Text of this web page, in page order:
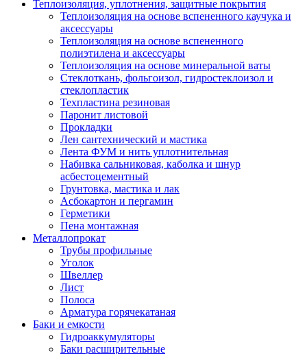
Теплоизоляция, уплотнения, защитные покрытия
Теплоизоляция на основе вспененного каучука и
аксессуары
Теплоизоляция на основе вспененного
полиэтилена и аксессуары
Теплоизоляция на основе минеральной ваты
Стеклоткань, фольгоизол, гидростеклоизол и
стеклопластик
Техпластина резиновая
Паронит листовой
Прокладки
Лен сантехнический и мастика
Лента ФУМ и нить уплотнительная
Набивка сальниковая, каболка и шнур
асбестоцементный
Грунтовка, мастика и лак
Асбокартон и пергамин
Герметики
Пена монтажная
Металлопрокат
Трубы профильные
Уголок
Швеллер
Лист
Полоса
Арматура горячекатаная
Баки и емкости
Гидроаккумуляторы
Баки расширительные